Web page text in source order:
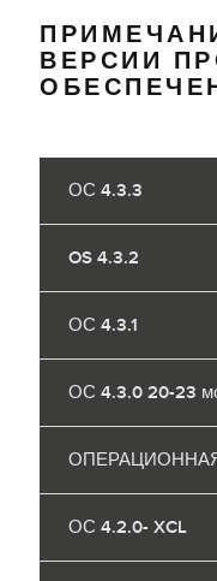
ВЕРСИИ
ОС 4.3.3
OS 4.3.2
ОС 4.3.1
ОС 4.3.0 20-23
ОС 4.2.0- XCL